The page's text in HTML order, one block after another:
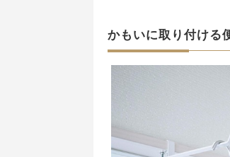
かもいに取り付ける